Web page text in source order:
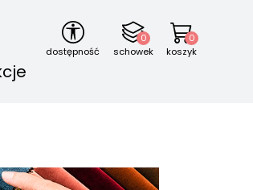
dostępność
0
schowek
0
koszyk